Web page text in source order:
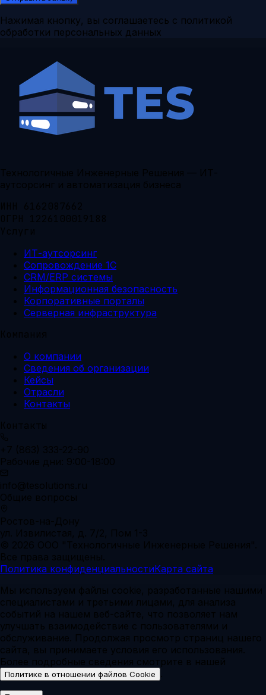
Нажимая кнопку, вы соглашаетесь с политикой
обработки персональных данных
Технологичные Инженерные Решения — ИТ-
аутсорсинг и автоматизация бизнеса
ИНН 6162087662
ОГРН 1226100019188
Услуги
ИТ-аутсорсинг
Сопровождение 1С
CRM/ERP системы
Информационная безопасность
Корпоративные порталы
Серверная инфраструктура
Компания
О компании
Сведения об организации
Кейсы
Отрасли
Контакты
Контакты
+7 (863) 333-22-90
Рабочие дни: 9:00-18:00
info@tesolutions.ru
Общие вопросы
Ростов-на-Дону
ул. Извилистая, д. 7/2, Пом 1-3
© 2026 ООО "Технологичные Инженерные Решения".
Все права защищены.
Политика конфиденциальностиКарта сайта
Мы используем файлы cookie, разработанные нашими
специалистами и третьими лицами, для анализа
событий на нашем веб-сайте, что позволяет нам
улучшать взаимодействие с пользователями и
обслуживание. Продолжая просмотр страниц нашего
сайта, вы принимаете условия его использования.
Более подробные сведения смотрите в нашей
Политике в отношении файлов Cookie .